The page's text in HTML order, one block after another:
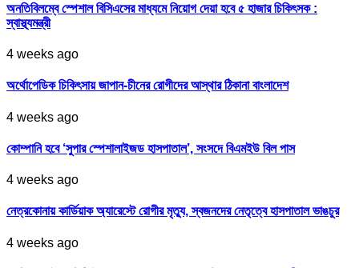
অনতিবিলম্বে স্পেশাল বিসিএসের মাধ্যমে নিয়োগ দেয়া হবে ৫ হাজার চিকিৎসক :
স্বাস্থ্যমন্ত্রী
4 weeks ago
অর্থোপেডিক চিকিৎসায় জাপান-চীনের রোগীদের আস্থার ঠিকানা বাংলাদেশ
4 weeks ago
কোম্পানি হবে ‘সুপার স্পেশালাইজড হাসপাতাল’, সংসদে বিএমইউ বিল পাস
4 weeks ago
নেত্রকোনায় কার্ডিয়াক অ্যারেস্টে রোগীর মৃত্যু, স্বজনদের নেতৃত্বে হাসপাতাল ভাঙচুর
4 weeks ago